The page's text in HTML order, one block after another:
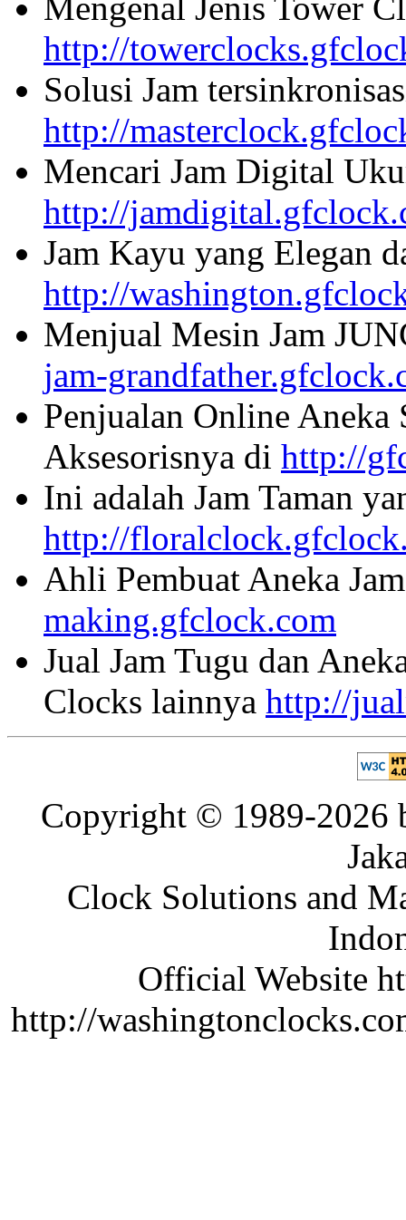
http://
Solusi Jam
http://
Mencari Jam Digital
http://
Jam Kayu yang Elegan
http://
Menjual Mesin Jam
jam-
Penjualan Online Aneka
Aksesorisnya di http://
Ini adalah Jam Taman
http://
Ahli Pembuat Aneka
making.gfclock.com
Jual Jam Tugu dan
Clocks lainnya http://
Copyright © 1989-2026
Clock Solutions and
Official Website
http://